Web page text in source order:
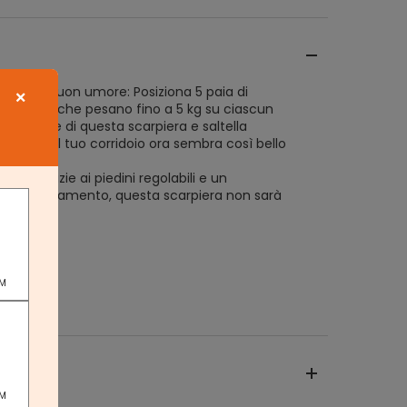
ordine, buon umore: Posiziona 5 paia di
oggetti che pesano fino a 5 kg su ciascun
stabile di questa scarpiera e saltella
perché il tuo corridoio ora sembra così bello
Grazie ai piedini regolabili e un
ribaltamento, questa scarpiera non sarà
×